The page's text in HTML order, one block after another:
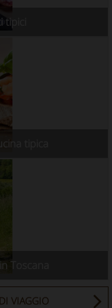
tipica
Toscana
VIAGGIO